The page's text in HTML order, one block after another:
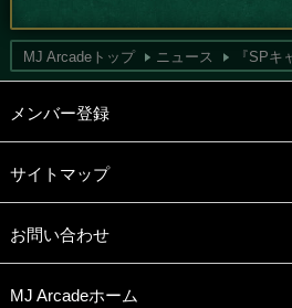
MJ Arcadeトップ ニュース 『SPキ
メンバー登録
サイトマップ
お問い合わせ
MJ Arcadeホーム